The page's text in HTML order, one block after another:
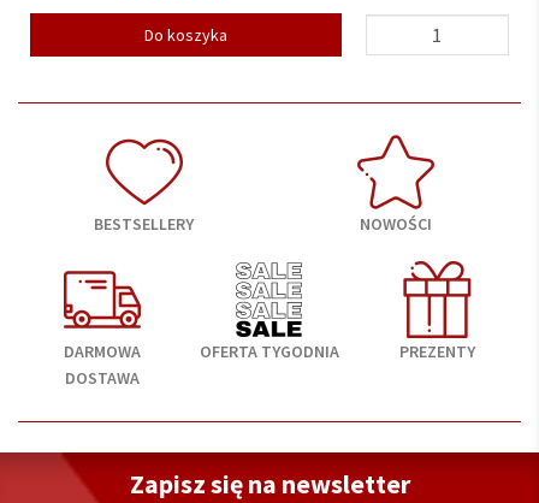
Do koszyka
BESTSELLERY NOWOŚCI
DARMOWA
DOSTAWA
OFERTA TYGODNIA PREZENTY
Zapisz się na newsletter